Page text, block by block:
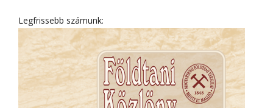
Legfrissebb számunk: